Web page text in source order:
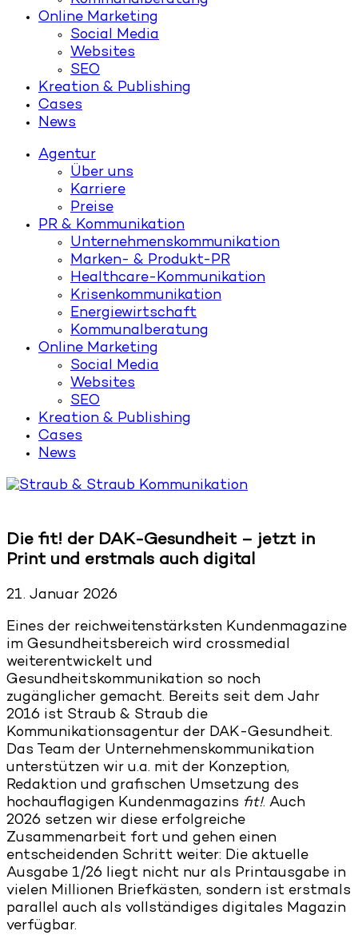
Online Marketing
Social Media
Websites
SEO
Kreation & Publishing
Cases
News
Agentur
Über uns
Karriere
Preise
PR & Kommunikation
Unternehmenskommunikation
Marken- & Produkt-PR
Healthcare-Kommunikation
Krisenkommunikation
Energiewirtschaft
Kommunalberatung
Online Marketing
Social Media
Websites
SEO
Kreation & Publishing
Cases
News
Die fit! der DAK-Gesundheit – jetzt in
Print und erstmals auch digital
21. Januar 2026
Eines der reichweitenstärksten Kundenmagazine
im Gesundheitsbereich wird crossmedial
weiterentwickelt und
Gesundheitskommunikation so noch
zugänglicher gemacht. Bereits seit dem Jahr
2016 ist Straub & Straub die
Kommunikationsagentur der DAK-Gesundheit.
Das Team der Unternehmenskommunikation
unterstützen wir u.a. mit der Konzeption,
Redaktion und grafischen Umsetzung des
hochauflagigen Kundenmagazins fit!. Auch
2026 setzen wir diese erfolgreiche
Zusammenarbeit fort und gehen einen
entscheidenden Schritt weiter: Die aktuelle
Ausgabe 1/26 liegt nicht nur als Printausgabe in
vielen Millionen Briefkästen, sondern ist erstmals
parallel auch als vollständiges digitales Magazin
verfügbar.